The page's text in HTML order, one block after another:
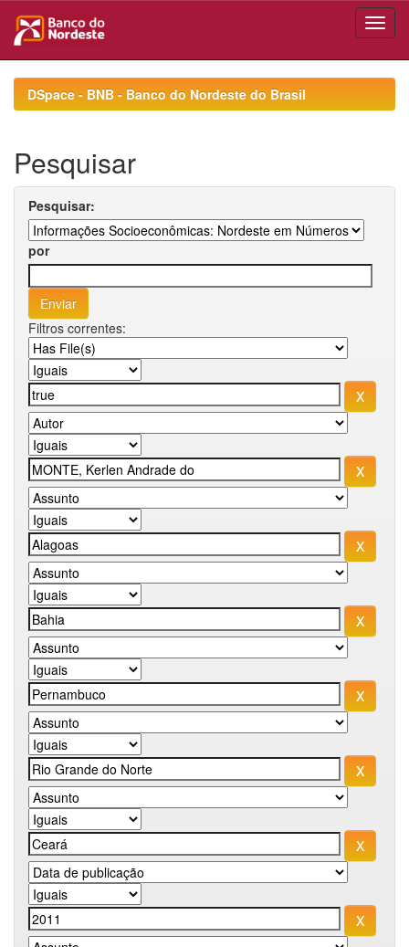
navigationDSpace - BNB - Banco do Nordeste do Brasil
Pesquisar
Pesquisar:
por
Filtros correntes: